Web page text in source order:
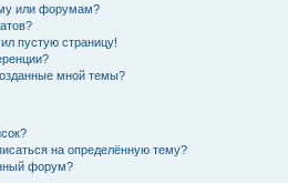
или форумам?
пустую страницу!
мной темы?
на определённую тему?
форум?